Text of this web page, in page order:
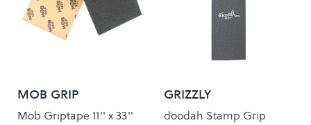
MOB GRIP
Mob Griptape 11'' x 33''
GRIZZLY
doodah Stamp Grip